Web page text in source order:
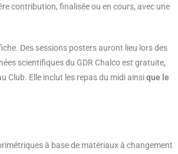
contribution, finalisée ou en cours, avec une
Des sessions posters auront lieu lors des
scientifiques du GDR Chalco est gratuite,
Club. Elle inclut les repas du midi ainsique le
à base de matériaux à changement